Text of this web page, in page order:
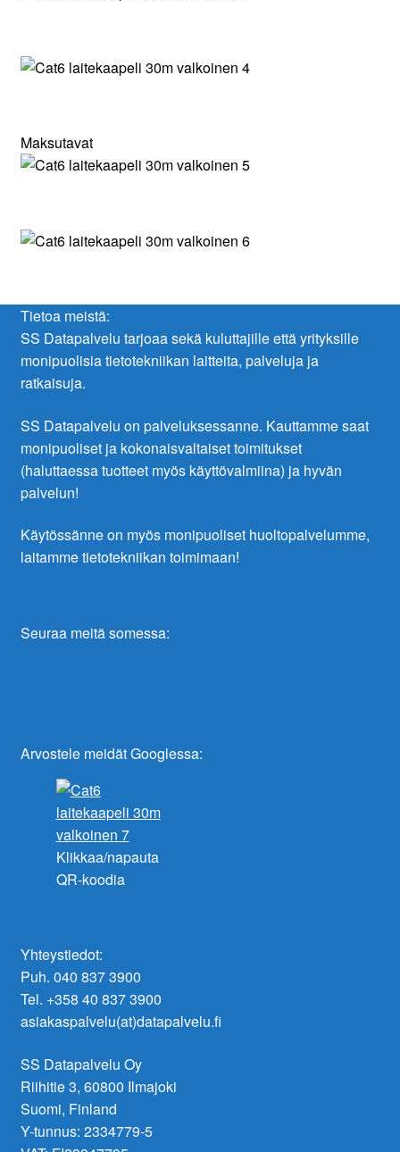
Maksutavat
Tietoa meistä:
SS Datapalvelu tarjoaa sekä kuluttajille että yrityksille
monipuolisia tietotekniikan laitteita, palveluja ja
ratkaisuja.
SS Datapalvelu on palveluksessanne. Kauttamme saat
monipuoliset ja kokonaisvaltaiset toimitukset
(haluttaessa tuotteet myös käyttövalmiina) ja hyvän
palvelun!
Käytössänne on myös monipuoliset huoltopalvelumme,
laitamme tietotekniikan toimimaan!
Seuraa meitä somessa:
Arvostele meidät Googlessa:
Klikkaa/napauta
QR-koodia
Yhteystiedot:
Puh. 040 837 3900
Tel. +358 40 837 3900
asiakaspalvelu(at)datapalvelu.fi
SS Datapalvelu Oy
Riihitie 3, 60800 Ilmajoki
Suomi, Finland
Y-tunnus: 2334779-5